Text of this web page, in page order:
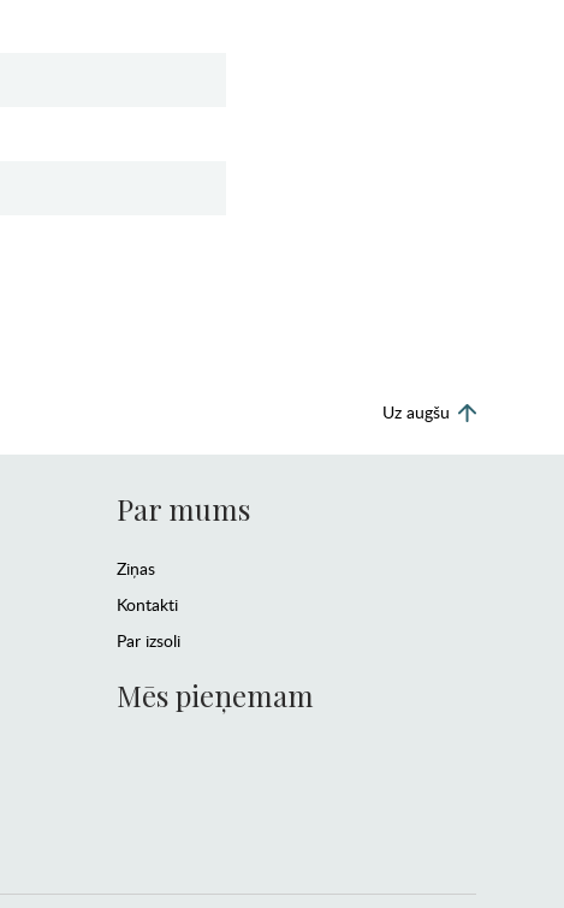
Uz augšu
Par mums
Ziņas
Kontakti
Par izsoli
Mēs pieņemam